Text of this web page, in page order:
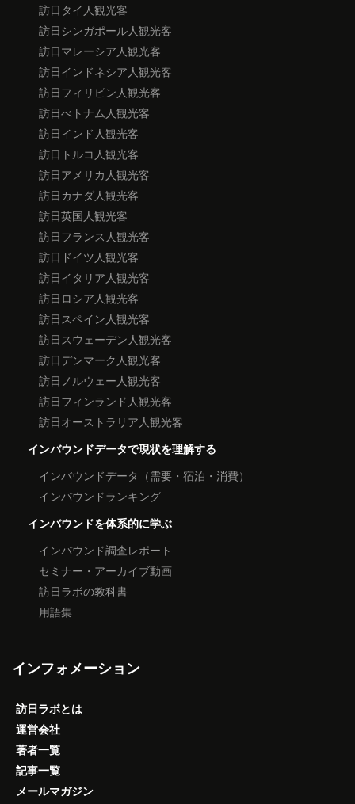
訪日タイ人観光客
訪日シンガポール人観光客
訪日マレーシア人観光客
訪日インドネシア人観光客
訪日フィリピン人観光客
訪日べトナム人観光客
訪日インド人観光客
訪日トルコ人観光客
訪日アメリカ人観光客
訪日カナダ人観光客
訪日英国人観光客
訪日フランス人観光客
訪日ドイツ人観光客
訪日イタリア人観光客
訪日ロシア人観光客
訪日スペイン人観光客
訪日スウェーデン人観光客
訪日デンマーク人観光客
訪日ノルウェー人観光客
訪日フィンランド人観光客
訪日オーストラリア人観光客
インバウンドデータで現状を理解する
インバウンドデータ（需要・宿泊・消費）
インバウンドランキング
インバウンドを体系的に学ぶ
インバウンド調査レポート
セミナー・アーカイブ動画
訪日ラボの教科書
用語集
インフォメーション
訪日ラボとは
運営会社
著者一覧
記事一覧
メールマガジン